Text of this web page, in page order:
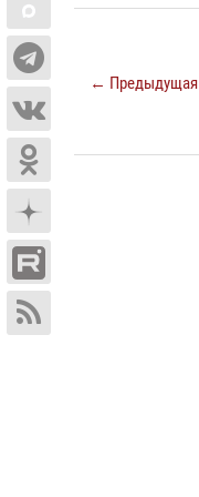
← Предыдущая